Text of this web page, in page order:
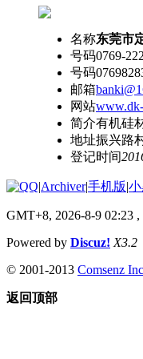
名称东莞市
号码0769-
号码
邮箱
网站
简介有机硅
地址振兴路
登记时间
|Archiver|手机版|
GMT+8, 2026-8-9 02:23 ,
Powered by Discuz! X3.2
© 2001-2013 Comsenz
返回顶部